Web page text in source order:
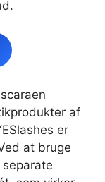
af
er
at bruge